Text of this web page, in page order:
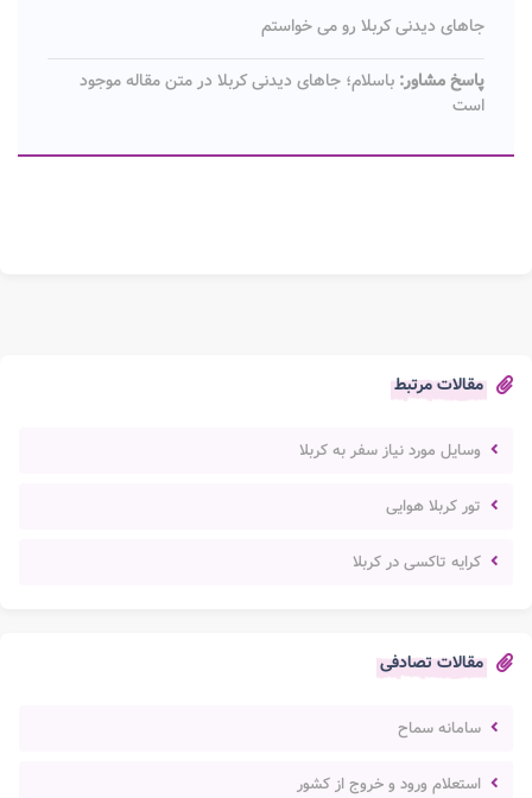
مقالات مرتبط
وسایل مورد نیاز سفر به کربلا
تور کربلا هوایی
کرایه تاکسی در کربلا
مقالات تصادفی
سامانه سماح
استعلام ورود و خروج از کشور
جاهای دیدنی کربلا رو می خواستم
پاسخ مشاور: باسلام؛ جاهای دیدنی کربلا در متن مقاله موجود
است